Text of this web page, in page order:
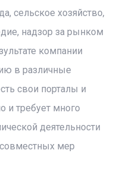
сельское хозяйство,
надзор за рынком
компании
в различные
свои порталы и
и требует много
деятельности
совместных мер